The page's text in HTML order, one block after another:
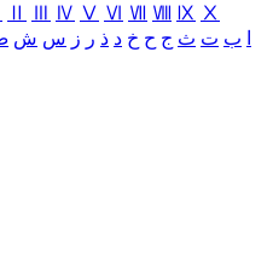
Ⅳ Ⅴ Ⅵ Ⅶ Ⅷ Ⅸ Ⅹ
ب ت ث ج ح خ د ذ ر ز س ش